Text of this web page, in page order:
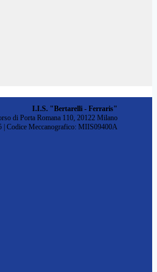
I.I.S. "Bertarelli - Ferraris"
di Porta Romana 110, 20122 Milano
| Codice Meccanografico: MIIS09400A